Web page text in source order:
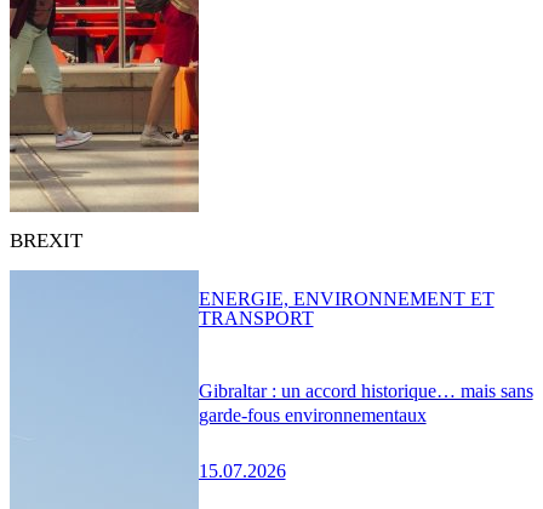
BREXIT
Gibraltar : un accord historique… mais sans
garde-fous environnementaux
15.07.2026
ENERGIE, ENVIRONNEMENT ET
TRANSPORT